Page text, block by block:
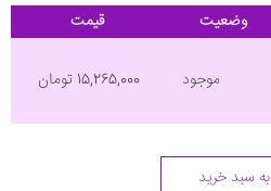
وضعیت قیمت
موجود 15,265,000 تومان
سبد خرید